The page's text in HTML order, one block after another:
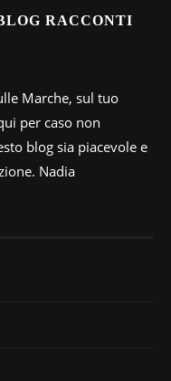
RACCONTI
Marche, sul tuo
per caso non
blog sia piacevole e
Nadia